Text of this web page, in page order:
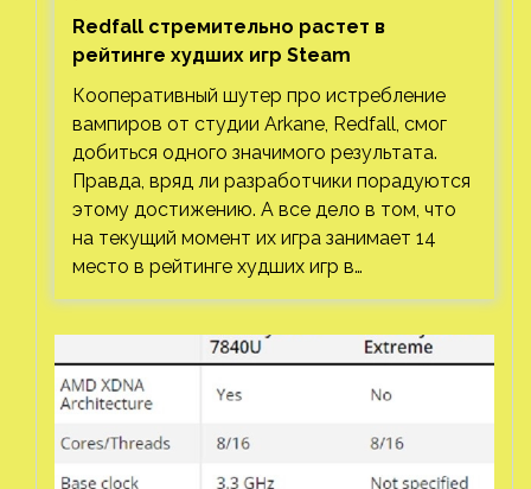
Redfall стремительно растет в
рейтинге худших игр Steam
Кооперативный шутер про истребление
вампиров от студии Arkane, Redfall, смог
добиться одного значимого результата.
Правда, вряд ли разработчики порадуются
этому достижению. А все дело в том, что
на текущий момент их игра занимает 14
место в рейтинге худших игр в…